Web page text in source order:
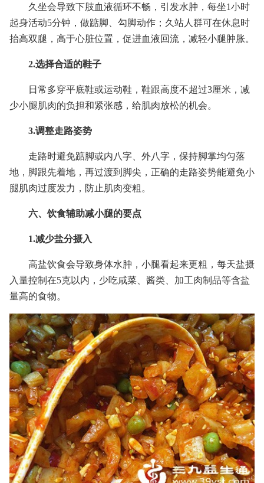
久坐会导致下肢血液循环不畅，引发水肿，每坐1小时
起身活动5分钟，做踮脚、勾脚动作；久站人群可在休息时
抬高双腿，高于心脏位置，促进血液回流，减轻小腿肿胀。
2.选择合适的鞋子
日常多穿平底鞋或运动鞋，鞋跟高度不超过3厘米，减
少小腿肌肉的负担和紧张感，给肌肉放松的机会。
3.调整走路姿势
走路时避免踮脚或内八字、外八字，保持脚掌均匀落
地，脚跟先着地，再过渡到脚尖，正确的走路姿势能避免小
腿肌肉过度发力，防止肌肉变粗。
六、饮食辅助减小腿的要点
1.减少盐分摄入
高盐饮食会导致身体水肿，小腿看起来更粗，每天盐摄
入量控制在5克以内，少吃咸菜、酱类、加工肉制品等含盐
量高的食物。